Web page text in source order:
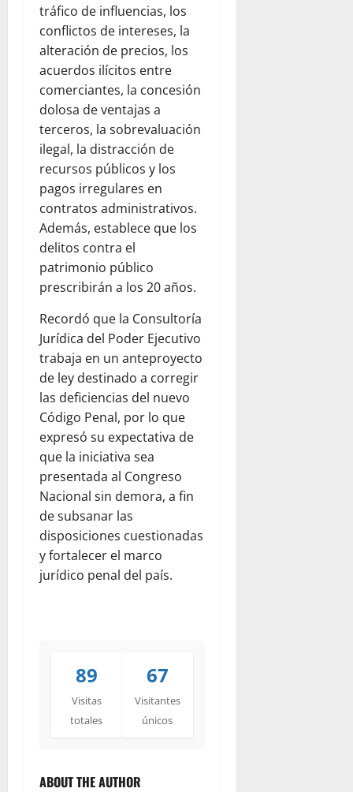
tráfico de influencias, los
conflictos de intereses, la
alteración de precios, los
acuerdos ilícitos entre
comerciantes, la concesión
dolosa de ventajas a
terceros, la sobrevaluación
ilegal, la distracción de
recursos públicos y los
pagos irregulares en
contratos administrativos.
Además, establece que los
delitos contra el
patrimonio público
prescribirán a los 20 años.
Recordó que la Consultoría
Jurídica del Poder Ejecutivo
trabaja en un anteproyecto
de ley destinado a corregir
las deficiencias del nuevo
Código Penal, por lo que
expresó su expectativa de
que la iniciativa sea
presentada al Congreso
Nacional sin demora, a fin
de subsanar las
disposiciones cuestionadas
y fortalecer el marco
jurídico penal del país.
89
Visitas
totales
67
Visitantes
únicos
ABOUT THE AUTHOR